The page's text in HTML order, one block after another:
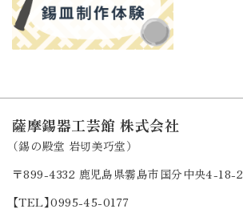
薩摩錫器工芸館 株式会社
（錫の殿堂 岩切美巧堂）
〒899-4332 鹿児島県霧島市国分中央4-18-2
【TEL】0995-45-0177